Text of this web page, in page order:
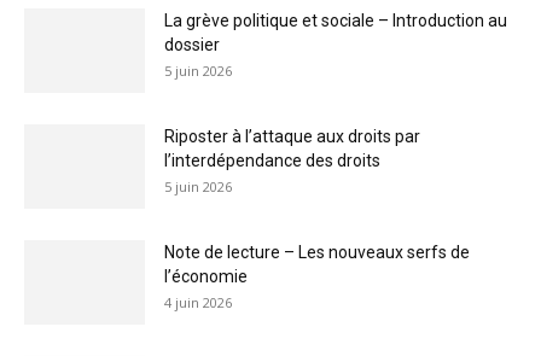
La grève politique et sociale – Introduction au
dossier
5 juin 2026
Riposter à l’attaque aux droits par
l’interdépendance des droits
5 juin 2026
Note de lecture – Les nouveaux serfs de
l’économie
4 juin 2026